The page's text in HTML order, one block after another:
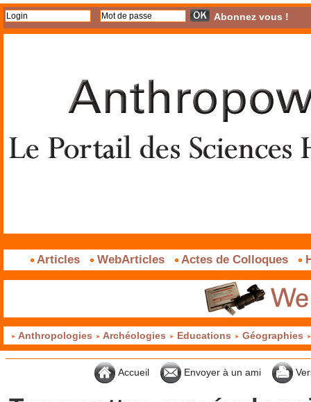
Abonnez vous !
Articles WebArticles Actes de Colloques
Anthropologies Archéologies Educations Géographies
Accueil Envoyer à un ami